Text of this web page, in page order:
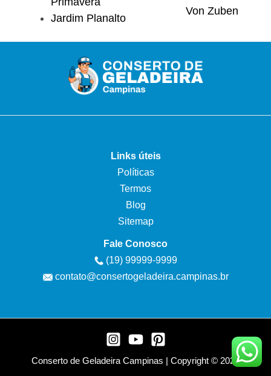
Jardim Planalto
Von Zuben
Links úteis
Políticas
Termos
Blog
Sitemap
Fale Conosco
(19) 99999-9999
contato@consertogeladeira.campinas.br
Conserto de Geladeira Campinas | Copyright © 2026